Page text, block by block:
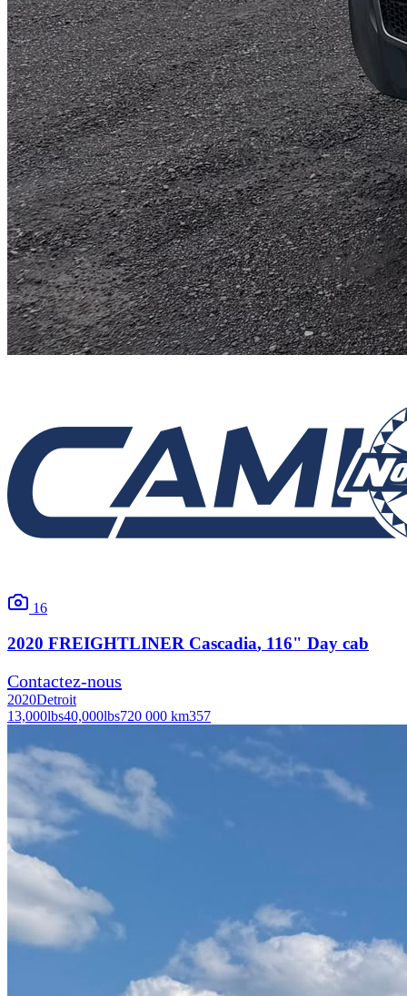
16
2020 FREIGHTLINER Cascadia, 116" Day cab
Contactez-nous
2020Detroit
13,000lbs40,000lbs720 000 km357